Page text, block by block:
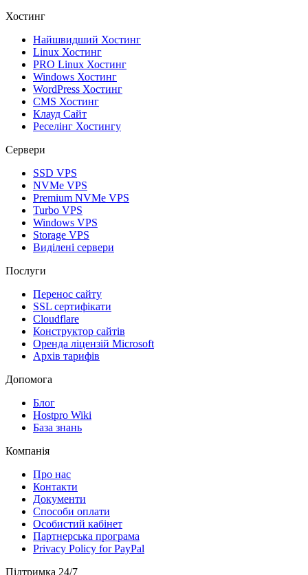
Хостинг
Найшвидший Хостинг
Linux Хостинг
PRO Linux Хостинг
Windows Хостинг
WordPress Хостинг
CMS Хостинг
Клауд Сайт
Реселінг Хостингу
Сервери
SSD VPS
NVMe VPS
Premium NVMe VPS
Turbo VPS
Windows VPS
Storage VPS
Виділені сервери
Послуги
Перенос сайту
SSL сертифікати
Clоudflare
Конструктор сайтів
Оренда ліцензій Microsoft
Архів тарифів
Допомога
Блог
Hostpro Wiki
База знань
Компанія
Про нас
Контакти
Документи
Способи оплати
Особистий кабінет
Партнерська програма
Privacy Policy for PayPal
Підтримка 24/7